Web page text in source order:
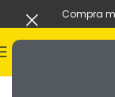
Compra